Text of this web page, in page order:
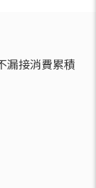
漏接消費累積